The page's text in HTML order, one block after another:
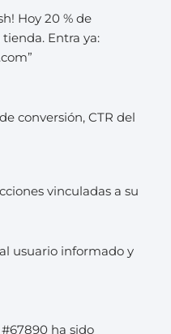
Hoy 20 % de
Entra ya:
conversión, CTR del
vinculadas a su
usuario informado y
ha sido